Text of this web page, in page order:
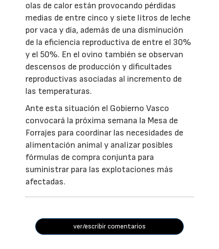
olas de calor están provocando pérdidas
medias de entre cinco y siete litros de leche
por vaca y día, además de una disminución
de la eficiencia reproductiva de entre el 30%
y el 50%. En el ovino también se observan
descensos de producción y dificultades
reproductivas asociadas al incremento de
las temperaturas.
Ante esta situación el Gobierno Vasco
convocará la próxima semana la Mesa de
Forrajes para coordinar las necesidades de
alimentación animal y analizar posibles
fórmulas de compra conjunta para
suministrar para las explotaciones más
afectadas.
ver/escribir comentarios